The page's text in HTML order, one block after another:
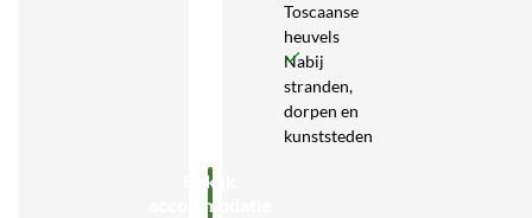
Toscaanse
heuvels
Nabij
stranden,
dorpen en
kunststeden
Bekijk
accommodatie